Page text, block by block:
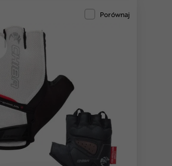
Porównaj